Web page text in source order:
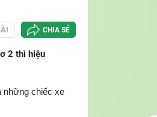
CHIA SẺ
2 thì hiệu
những chiếc xe